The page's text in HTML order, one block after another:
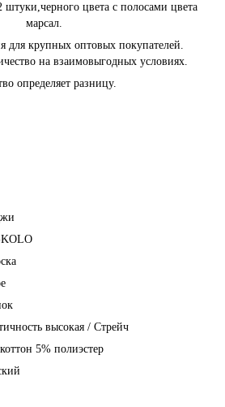
штуки,черного цвета с полосами цвета
марсал.
крупных оптовых покупателей.
на взаимовыгодных условиях.
определяет разницу.
высокая / Стрейч
5% полиэстер